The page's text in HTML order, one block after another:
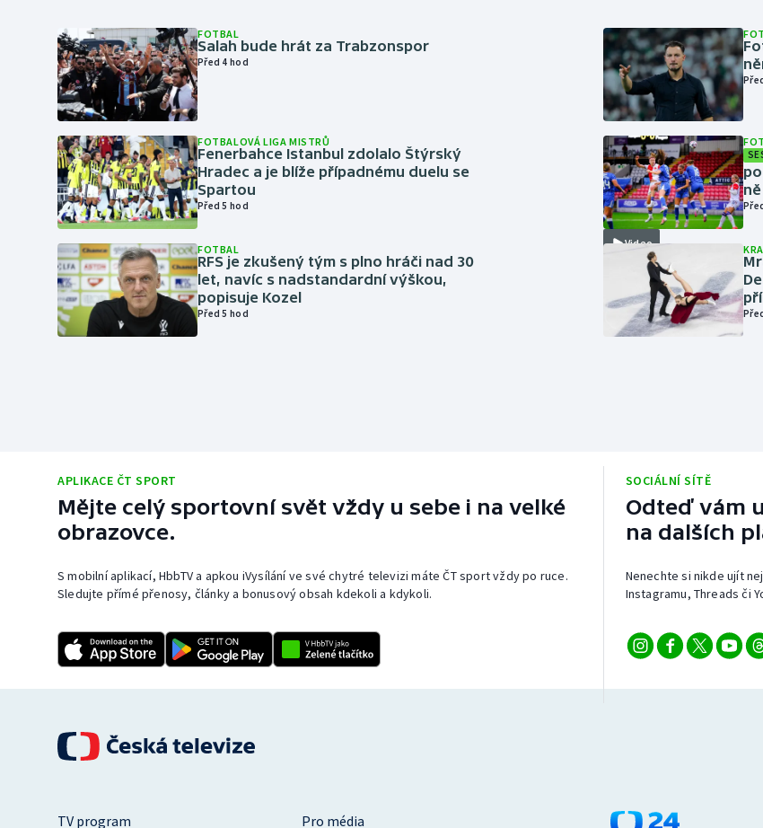
FOTBAL
Salah bude hrát za Trabzonspor
Před 4 hod
FOTBALOVÁ LIGA MISTRŮ
Fenerbahce Istanbul zdolalo Štýrský
Hradec a je blíže případnému duelu se
Spartou
Před 5 hod
FOTBAL
RFS je zkušený tým s plno hráči nad 30
let, navíc s nadstandardní výškou,
popisuje Kozel
Před 5 hod
Video
APLIKACE ČT SPORT
Mějte celý sportovní svět vždy u sebe i na velké
obrazovce.
S mobilní aplikací, HbbTV a apkou iVysílání ve své chytré televizi máte ČT sport vždy po ruce.
Sledujte přímé přenosy, články a bonusový obsah kdekoli a kdykoli.
SOCIÁLNÍ SÍTĚ
Odteď vám
na dalších
Nenechte si nikde ujít
Instagramu, Threads či
TV program Pro média